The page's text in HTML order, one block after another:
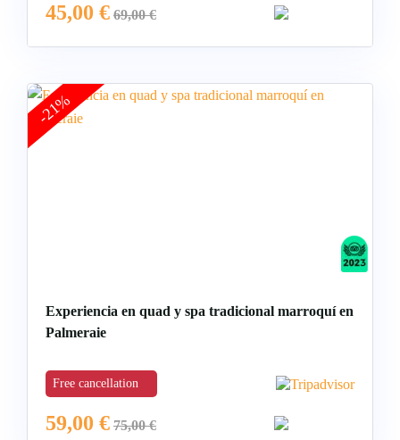
45,00 € 69,00€
-21%
Experiencia en quad y spa tradicional marroquí en
Palmeraie
Free cancellation
59,00 € 75,00€